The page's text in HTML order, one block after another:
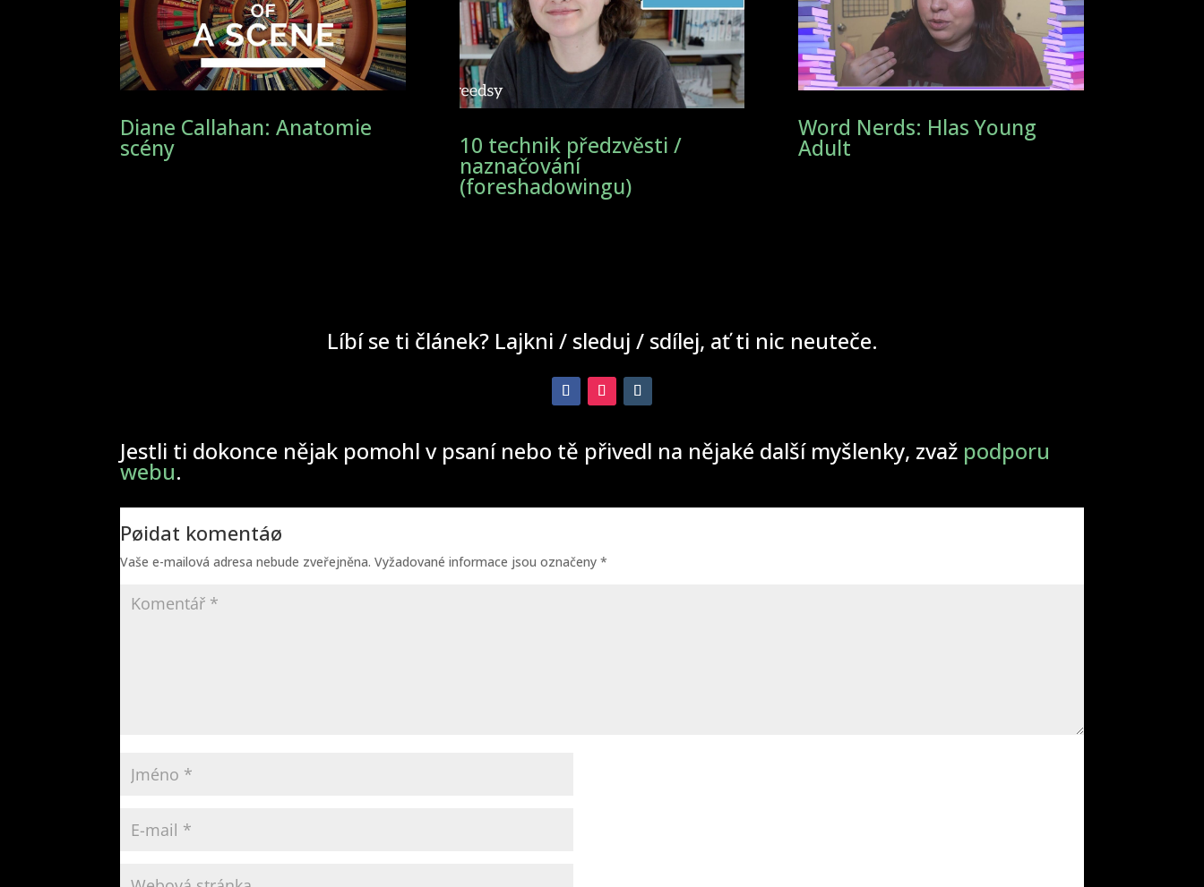
Diane Callahan: Anatomie
scény 10 technik předzvěsti /
naznačování
(foreshadowingu)
Word Nerds: Hlas Young
Adult
Líbí se ti článek? Lajkni / sleduj / sdílej, ať ti nic neuteče.
Jestli ti dokonce nějak pomohl v psaní nebo tě přivedl na nějaké další myšlenky, zvaž podporu
webu.
Pøidat komentáø
Vaše e-mailová adresa nebude zveřejněna. Vyžadované informace jsou označeny*